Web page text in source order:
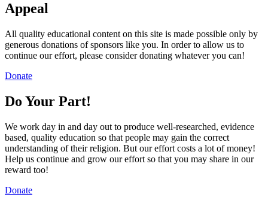
Appeal
All quality educational content on this site is made possible only by
generous donations of sponsors like you. In order to allow us to
continue our effort, please consider donating whatever you can!
Donate
Do Your Part!
We work day in and day out to produce well-researched, evidence
based, quality education so that people may gain the correct
understanding of their religion. But our effort costs a lot of money!
Help us continue and grow our effort so that you may share in our
reward too!
Donate